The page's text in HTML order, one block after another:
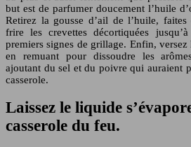
but est de parfumer doucement l’huile
Retirez la gousse d’ail de l’huile,
frire les crevettes décortiquées
premiers signes de grillage. Enfin, versez
en remuant pour dissoudre les
ajoutant du sel et du poivre qui auraient
casserole.
Laissez le liquide
casserole du feu.